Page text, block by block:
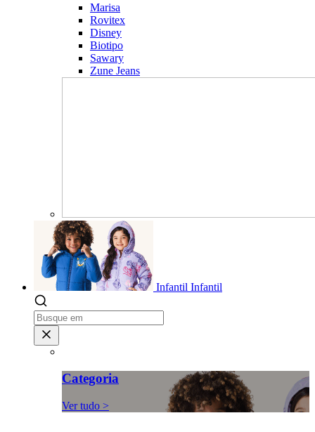
Marisa
Rovitex
Disney
Biotipo
Sawary
Zune Jeans
Infantil Infantil
Categoria
Ver tudo >